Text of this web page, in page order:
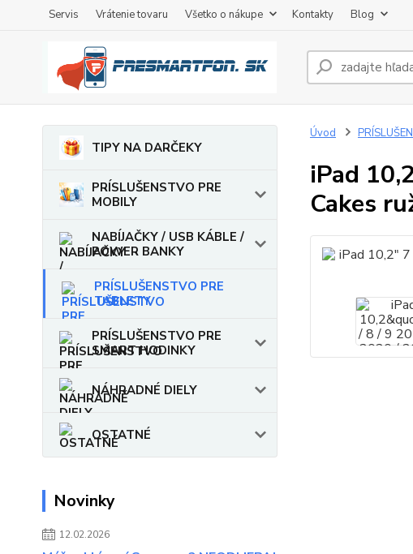
Servis Vrátenie tovaru Všetko o nákupe Kontakty Blog
TIPY NA DARČEKY
PRÍSLUŠENSTVO PRE
MOBILY
NABÍJAČKY / USB KÁBLE /
POWER BANKY
PRÍSLUŠENSTVO PRE
TABLETY
PRÍSLUŠENSTVO PRE
SMART HODINKY
NÁHRADNÉ DIELY
OSTATNÉ
Novinky
12.02.2026
Úvod
iPad
Cakes